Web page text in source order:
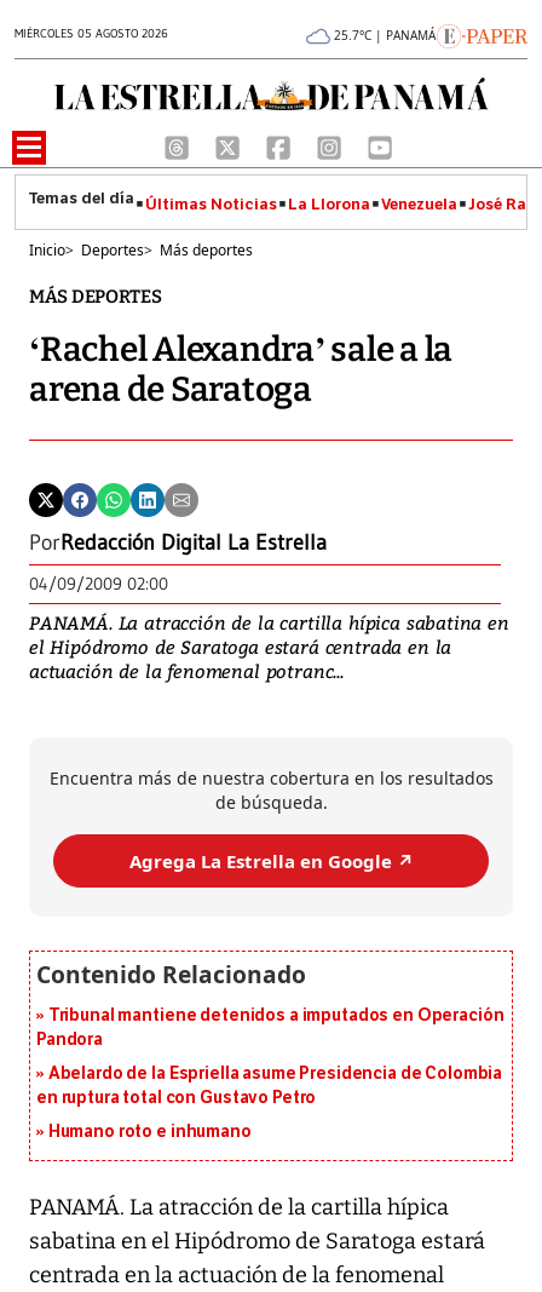
MIÉRCOLES 05 AGOSTO 2026 25.7°C | PANAMÁ
Últimas Noticias La Llorona Venezuela José
Inicio> Deportes> Más deportes
MÁS DEPORTES
‘Rachel Alexandra’ sale a la
arena de Saratoga
PorRedacción Digital La Estrella
04/09/2009 02:00
PANAMÁ. La atracción de la cartilla hípica sabatina en
el Hipódromo de Saratoga estará centrada en la
actuación de la fenomenal potranc...
Encuentra más de nuestra cobertura en los resultados
de búsqueda.
Agrega La Estrella en Google ↗️
Tribunal mantiene detenidos a imputados en Operación
Pandora
Abelardo de la Espriella asume Presidencia de Colombia
en ruptura total con Gustavo Petro
Humano roto e inhumano
PANAMÁ. La atracción de la cartilla hípica
sabatina en el Hipódromo de Saratoga estará
centrada en la actuación de la fenomenal